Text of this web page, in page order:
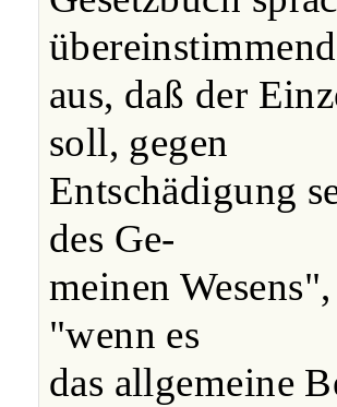
übereinstimmend
aus, daß der
soll, gegen
Entschädigung
des Ge-
meinen
"wenn es
das allgemeine